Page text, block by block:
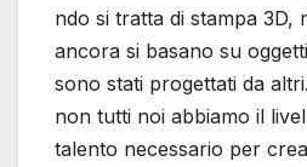
ndo si tratta di stampa 3D,
ancora si basano su
sono stati progettati da
non tutti noi abbiamo il
talento necessario per